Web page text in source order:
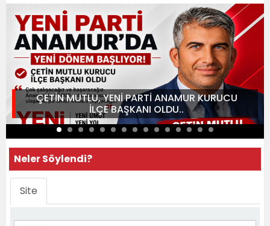
ÇETİN MUTLU, YENİ PARTİ ANAMUR KURUCU
İLÇE BAŞKANI OLDU..
Neler Söylendi?
Site